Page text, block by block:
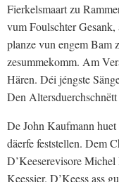
Fierkelsmaart zu
vum Foulschter
planze vun engem Bam
zesummekomm. Am
Hären. Déi jéngste
Den Altersduerchschnëtt
De John Kaufmann
däerfe feststellen. Dem
D’Keeserevisore
Keessier. D’Keess ass